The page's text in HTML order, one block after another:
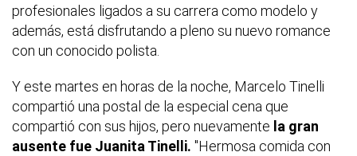
profesionales ligados a su carrera como modelo y
además, está disfrutando a pleno su nuevo romance
con un conocido polista.
Y este martes en horas de la noche, Marcelo Tinelli
compartió una postal de la especial cena que
compartió con sus hijos, pero nuevamente la gran
ausente fue Juanita Tinelli. "Hermosa comida con